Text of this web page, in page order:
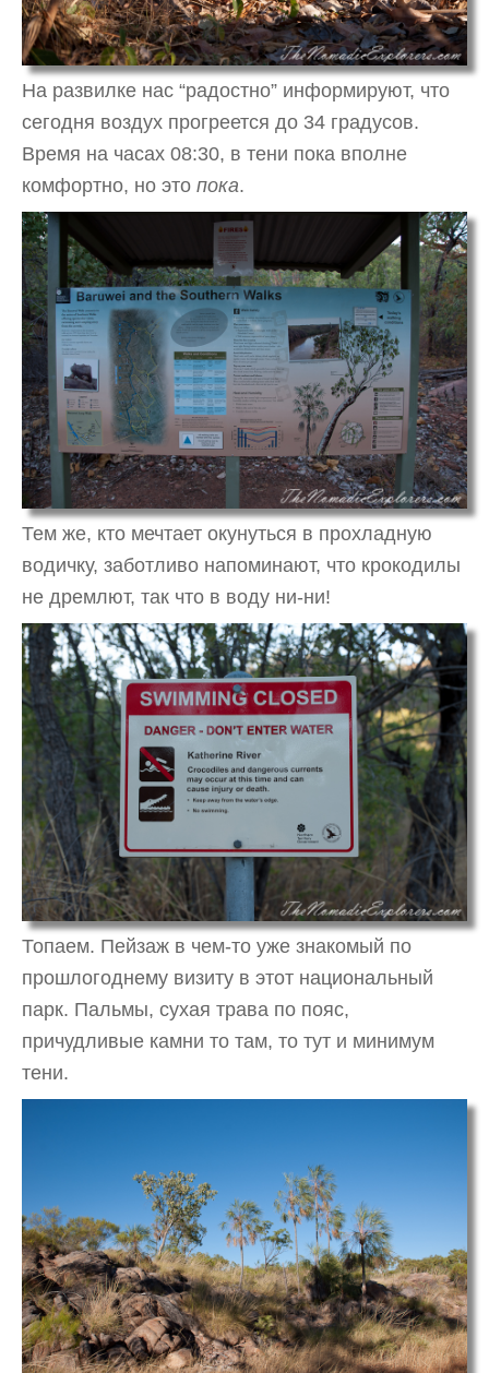
На развилке нас “радостно” информируют, что
сегодня воздух прогреется до 34 градусов.
Время на часах 08:30, в тени пока вполне
комфортно, но это пока.
Тем же, кто мечтает окунуться в прохладную
водичку, заботливо напоминают, что крокодилы
не дремлют, так что в воду ни-ни!
Топаем. Пейзаж в чем-то уже знакомый по
прошлогоднему визиту в этот национальный
парк. Пальмы, сухая трава по пояс,
причудливые камни то там, то тут и минимум
тени.